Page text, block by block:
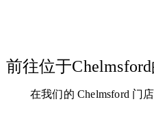
前往位于
在我们的 Chelmsford 门